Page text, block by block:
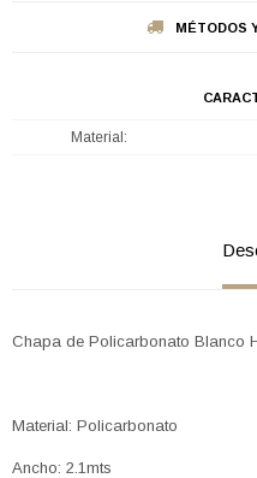
MÉTODOS
Material
Chapa de Policarbonato Blanco
Material: Policarbonato
Ancho: 2.1mts